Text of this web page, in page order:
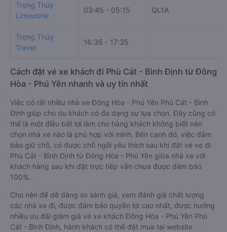
Trọng Thủy
Limousine
03:45 - 05:15 QL1A
Trọng Thủy
Travel
16:35 - 17:35
Cách đặt vé xe khách đi Phù Cát - Bình Định từ Đông
Hòa - Phú Yên nhanh và uy tín nhất
Việc có rất nhiều nhà xe Đông Hòa - Phú Yên Phù Cát - Bình
Định giúp cho du khách có đa dạng sự lựa chọn. Đây cũng có
thể là một điều bất lợi làm cho hàng khách không biết nên
chọn nhà xe nào là phù hợp với mình. Bên cạnh đó, việc đảm
bảo giữ chỗ, có được chỗ ngồi yêu thích sau khi đặt vé xe đi
Phù Cát - Bình Định từ Đông Hòa - Phú Yên giữa nhà xe với
khách hàng sau khi đặt trực tiếp vẫn chưa được đảm bảo
100%.
Cho nên để dễ dàng so sánh giá, xem đánh giá chất lượng
các nhà xe đi, được đảm bảo quyền lợi cao nhất, được hưởng
nhiều ưu đãi giảm giá vé xe khách Đông Hòa - Phú Yên Phù
Cát - Bình Định, hành khách có thể đặt mua tại website